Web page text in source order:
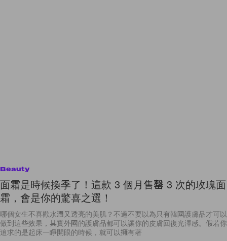
Beauty
面霜是時候換季了！這款 3 個月售罄 3 次的玫瑰面
霜，會是你的驚喜之選！
哪個女生不喜歡水潤又透亮的美肌？不過不要以為只有韓國護膚品才可以
做到這些效果，其實外國的護膚品都可以讓你的皮膚回復光澤感。假若你
追求的是起床一睜開眼的時候，就可以擁有著